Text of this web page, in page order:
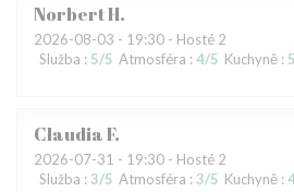
NorbertH
2026-08-03 - 19:30 - Hosté 2
Služba : 5/5 Atmosféra : 4/5 Kuchyně : 5
ClaudiaF
2026-07-31 - 19:30 - Hosté 2
Služba : 3/5 Atmosféra : 3/5 Kuchyně :